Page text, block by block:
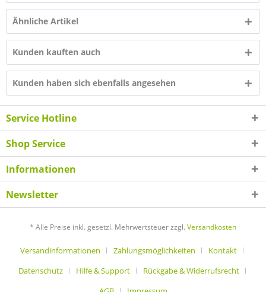
Ähnliche Artikel
Kunden kauften auch
Kunden haben sich ebenfalls angesehen
Service Hotline
Shop Service
Informationen
Newsletter
* Alle Preise inkl. gesetzl. Mehrwertsteuer zzgl. Versandkosten
Versandinformationen Zahlungsmöglichkeiten
Kontakt
Datenschutz
Hilfe & Support
Rückgabe & Widerrufsrecht